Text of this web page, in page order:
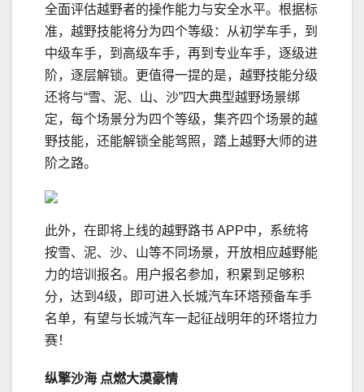
全面评估越野者的操作能力与安全水平。根据标
准，越野技能将分为四个等级：从初学车手，到
中级车手，到高级车手，再到专业车手，逐级进
阶，逐层解锁。更值得一提的是，越野技能分级
还将与“雪、泥、山、沙”四大典型越野场景绑
定，每个场景分为四个等级，集齐四个场景的越
野技能，还能解锁全能驾照，踏上越野大师的进
阶之路。
此外，在即将上线的越野路书 APP中，系统将
按雪、泥、沙、山等不同场景，开放相应越野能
力的培训报名。用户报名参加，积累到足够积
分，达到4级，即可进入长城汽车环塔预备车手
名单，有望与长城汽车一起征战明年的环塔拉力
赛！
纵擎沙海 点燃大漠豪情